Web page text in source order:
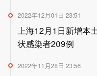
2022年12月01日 23:51
上海12月1日新增本
状感染者209例
2022年11月28日 23:56